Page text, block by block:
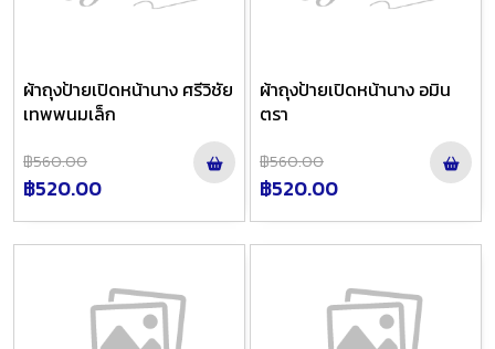
ผ้าถุงป้ายเปิดหน้านาง ศรีวิชัย
เทพพนมเล็ก
฿560.00
฿520.00
ผ้าถุงป้ายเปิดหน้านาง อมิน
ตรา
฿560.00
฿520.00